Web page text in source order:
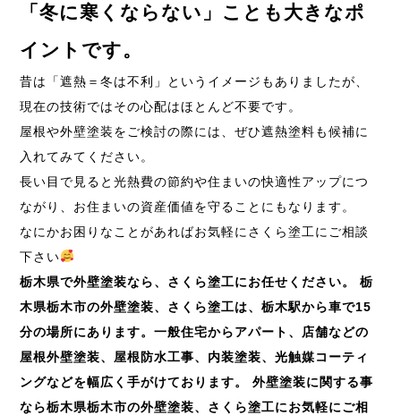
「冬に寒くならない」ことも大きなポ
イントです。
昔は「遮熱＝冬は不利」というイメージもありましたが、
現在の技術ではその心配はほとんど不要です。
屋根や外壁塗装をご検討の際には、ぜひ遮熱塗料も候補に
入れてみてください。
長い目で見ると光熱費の節約や住まいの快適性アップにつ
ながり、お住まいの資産価値を守ることにもなります。
なにかお困りなことがあればお気軽にさくら塗工にご相談
下さい
栃木県で外壁塗装なら、さくら塗工にお任せください。
栃
木県栃木市の外壁塗装、さくら塗工は、栃木駅から車で15
分の場所にあります。一般住宅からアパート、店舗などの
屋根外壁塗装、屋根防水工事、内装塗装、光触媒コーティ
ングなどを幅広く手がけております。
外壁塗装に関する事
なら栃木県栃木市の外壁塗装、さくら塗工にお気軽にご相